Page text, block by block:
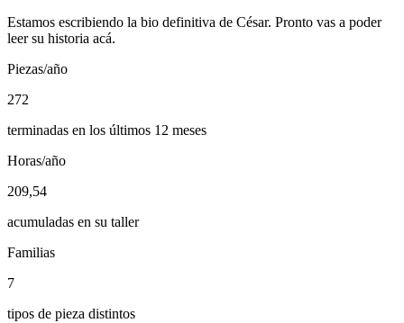
Estamos escribiendo la bio definitiva de César. Pronto vas a poder
leer su historia acá.
Piezas/año
272
terminadas en los últimos 12 meses
Horas/año
209,54
acumuladas en su taller
Familias
7
tipos de pieza distintos